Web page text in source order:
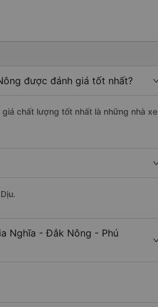
được đánh giá tốt nhất?
chất lượng tốt nhất là những nhà xe
Nghĩa - Đắk Nông - Phú